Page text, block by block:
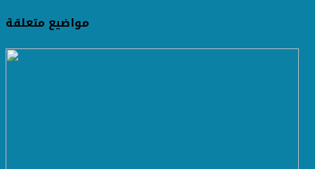
مواضيع متعلقة